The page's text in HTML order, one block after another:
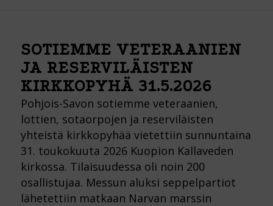
SOTIEMME VETERAANIEN
JA RESERVILÄISTEN
KIRKKOPYHÄ 31.5.2026
Pohjois-Savon sotiemme veteraanien,
lottien, sotaorpojen ja reserviläisten
yhteistä kirkkopyhää vietettiin sunnuntaina
31. toukokuuta 2026 Kuopion Kallaveden
kirkossa. Tilaisuudessa oli noin 200
osallistujaa. Messun aluksi seppelpartiot
lähetettiin matkaan Narvan marssin